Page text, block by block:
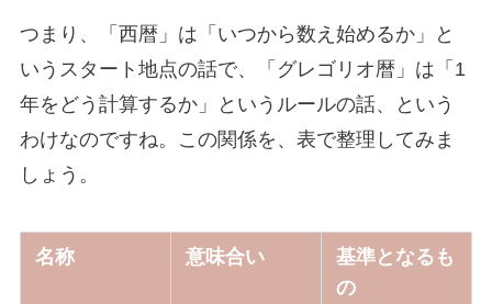
つまり、「西暦」は「いつから数え始めるか」と
いうスタート地点の話で、「グレゴリオ暦」は「1
年をどう計算するか」というルールの話、という
わけなのですね。この関係を、表で整理してみま
しょう。
名称 意味合い
基準となるも
の